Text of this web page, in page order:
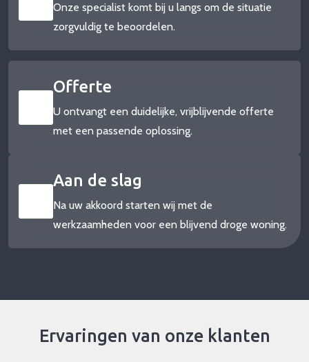
Onze specialist komt bij u langs om de situatie
zorgvuldig te beoordelen.
Offerte
U ontvangt een duidelijke, vrijblijvende offerte
met een passende oplossing.
Aan de slag
Na uw akkoord starten wij met de
werkzaamheden voor een blijvend droge woning.
Ervaringen van onze klanten